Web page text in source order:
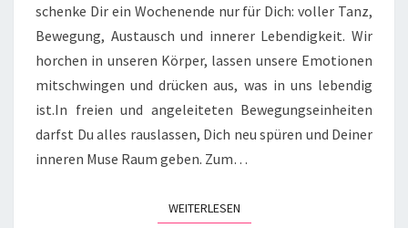
IM
FEBRUAR.
schenke Dir ein Wochenende nur für Dich: voller Tanz,
Bewegung, Austausch und innerer Lebendigkeit. Wir
horchen in unseren Körper, lassen unsere Emotionen
mitschwingen und drücken aus, was in uns lebendig
ist.In freien und angeleiteten Bewegungseinheiten
darfst Du alles rauslassen, Dich neu spüren und Deiner
inneren Muse Raum geben. Zum…
WEITERLESENWEITERLESEN